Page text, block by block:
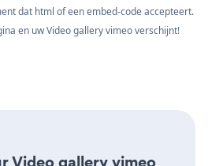
dat html of een embed-code accepteert.
en uw Video gallery vimeo verschijnt!